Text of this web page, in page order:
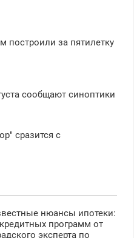
построили за пятилетку
сообщают синоптики
сразится с
нюансы ипотеки:
программ от
эксперта по